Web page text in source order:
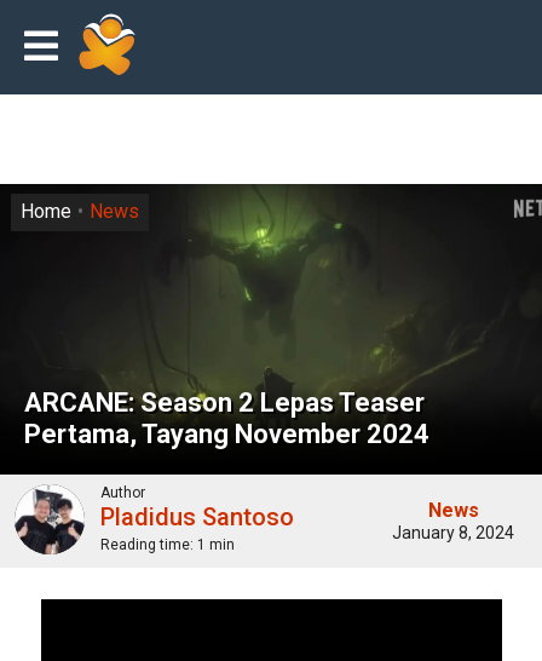
ARCANE: Season 2 Lepas Teaser
Pertama, Tayang November 2024
Home News
Author
Pladidus Santoso
Reading time: 1 min
News
January 8, 2024